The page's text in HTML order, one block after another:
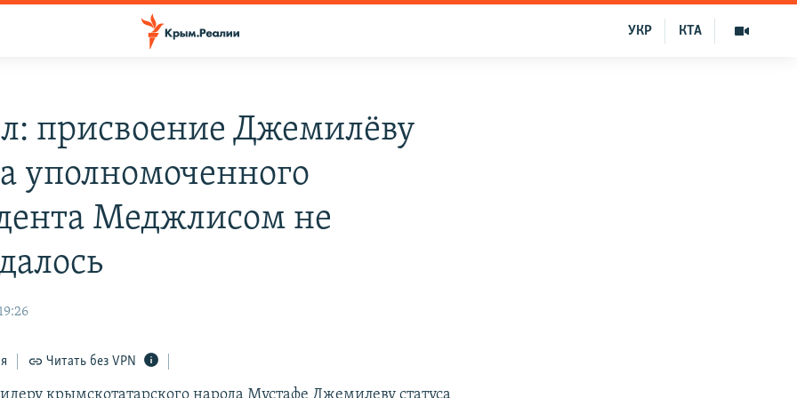
КТА
УКР
присвоение Джемилёву
уполномоченного
Меджлисом не
Читать без VPN